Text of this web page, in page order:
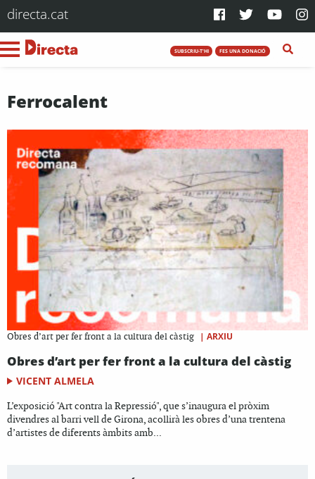
directa.cat
SUBSCRIU-T'HI FES UNA DONACIÓ
Ferrocalent
Obres d’art per fer front a la cultura del càstig | ARXIU
Obres d’art per fer front a la cultura del càstig
VICENT ALMELA
L’exposició "Art contra la Repressió", que s’inaugura el pròxim
divendres al barri vell de Girona, acollirà les obres d’una trentena
d’artistes de diferents àmbits amb...